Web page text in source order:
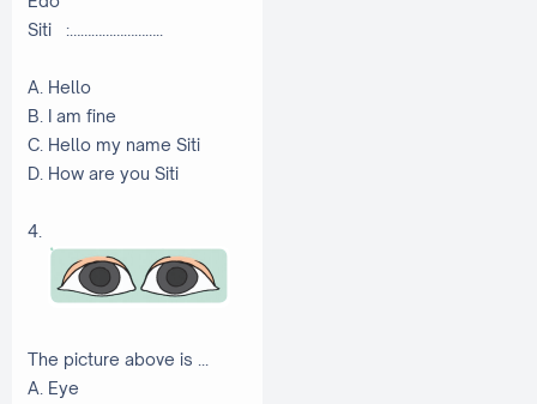
Siti
:……………………..
A. Hello
B. I am fine
C. Hello my name Siti
D. How are you Siti
4.
The picture above is ...
A. Eye